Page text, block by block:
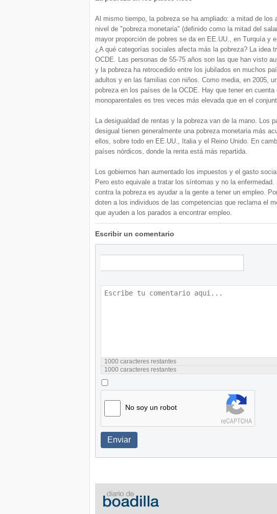
Al mismo tiempo, la pobreza se ha ampliado: a mitad de los
nivel de "pobreza monetaria" (definido como la mitad del
mayor proporción de pobres se da en EE.UU., en Turquía y
¿A qué categorías sociales afecta más la pobreza? La idea
OCDE. Las personas de 55-75 años son las que han visto
y la pobreza ha retrocedido entre los jubilados en muchos
adultos y en las familias con niños. Como media, en 2005,
pobreza en los países de la OCDE. Hay que tener en
monoparentales es tres veces más elevada que en el
La desigualdad de rentas y la pobreza van de la mano. Los
desigual tienen generalmente una pobreza monetaria más
ellos, sobre todo en EE.UU., Italia y el Reino Unido. En
países nórdicos, donde la renta está más repartida.
Los gobiernos han aumentado los impuestos y el gasto
Pero esto equivale a tratar los síntomas y no la
contra la pobreza es ayudar a la gente a tener un empleo.
doten a los individuos de las competencias que reclama el
que ayuden a los parados a encontrar empleo.
Escribir un comentario
1000 caracteres restantes
1000 caracteres restantes
No soy un robot
Enviar